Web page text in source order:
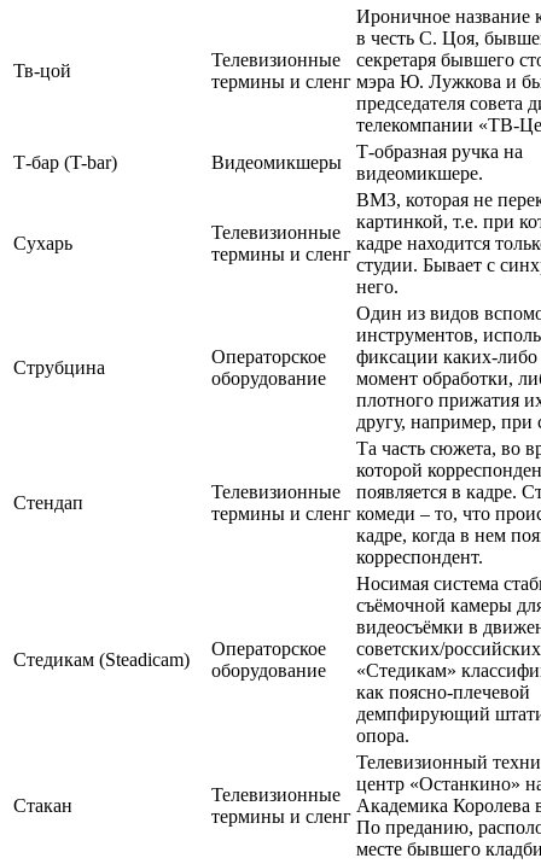
Тв-цой
Телевизионные
термины и сленг
Ироничное название
в честь С. Цоя,
секретаря бывшего
мэра Ю. Лужкова и
председателя совета
телекомпании «ТВ-
Т-бар (T-bar)
Видеомикшеры
Т-образная ручка на
видеомикшере.
Сухарь
Телевизионные
термины и сленг
ВМЗ, которая не
картинкой, т.е. при
кадре находится
студии. Бывает с
него.
Струбцина
Операторское
оборудование
Один из видов
инструментов,
фиксации каких-либо
момент обработки,
плотного прижатия
другу, например, при
Стендап
Телевизионные
термины и сленг
Та часть сюжета, во
которой
появляется в кадре.
комеди – то, что
кадре, когда в нем
корреспондент.
Стедикам (Steadicam)
Операторское
оборудование
Носимая система
съёмочной камеры
видеосъёмки в
советских/
«Стедикам»
как поясно-плечевой
демпфирующий
опора.
Стакан
Телевизионные
термины и сленг
Телевизионный
центр «Останкино»
Академика Королева
По преданию,
месте бывшего